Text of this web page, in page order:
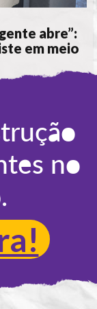
abre”:
em meio
no